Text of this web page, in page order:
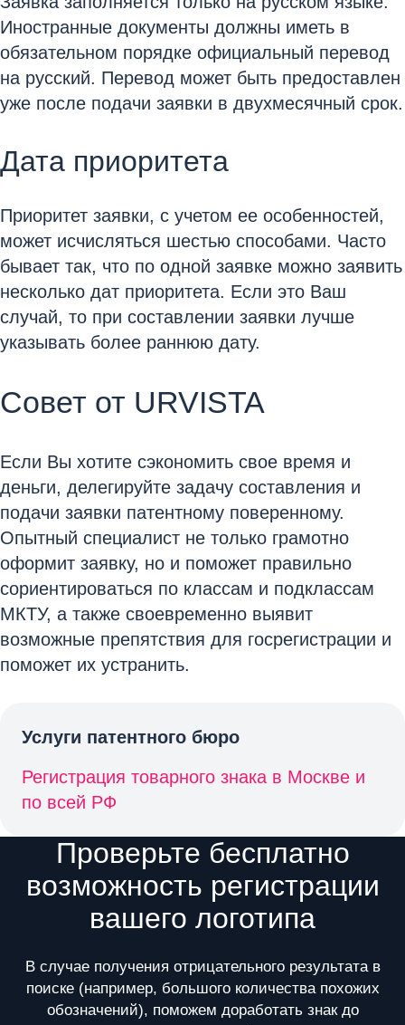
Иностранные документы должны иметь в
обязательном порядке официальный перевод
на русский. Перевод может быть предоставлен
уже после подачи заявки в двухмесячный срок.
Дата приоритета
Приоритет заявки, с учетом ее особенностей,
может исчисляться шестью способами. Часто
бывает так, что по одной заявке можно заявить
несколько дат приоритета. Если это Ваш
случай, то при составлении заявки лучше
указывать более раннюю дату.
Совет от URVISTA
Если Вы хотите сэкономить свое время и
деньги, делегируйте задачу составления и
подачи заявки патентному поверенному.
Опытный специалист не только грамотно
оформит заявку, но и поможет правильно
сориентироваться по классам и подклассам
МКТУ, а также своевременно выявит
возможные препятствия для госрегистрации и
поможет их устранить.
Услуги патентного бюро
Регистрация товарного знака в Москве и
по всей РФ
Проверьте бесплатно
возможность регистрации
вашего логотипа
В случае получения отрицательного результата в
поиске (например, большого количества похожих
обозначений), поможем доработать знак до